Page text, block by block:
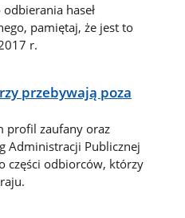
haseł
pamiętaj, że jest to
r.
przebywają poza
profil zaufany oraz
Administracji Publicznej
części odbiorców, którzy